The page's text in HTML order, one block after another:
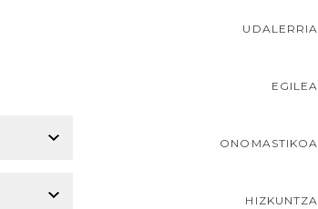
UDALERRIA
EGILEA
ONOMASTIKOA
HIZKUNTZA